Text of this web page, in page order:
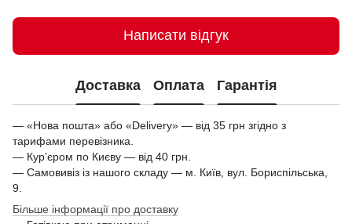
Написати відгук
Доставка Оплата Гарантія
— «Нова пошта» або «Delivery» — від 35 грн згідно з
тарифами перевізника.
— Кур’єром по Києву — від 40 грн.
— Самовивіз із нашого складу — м. Київ, вул. Бориспільська,
9.
Більше інформації про доставку